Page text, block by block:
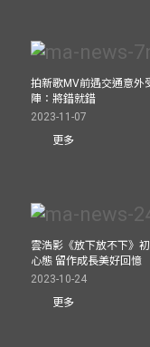
拍新歌MV前遇交通意外
陣：將錯就錯
2023-11-07
更多
雲浩影《放下放不下》
心態 留作成長美好回憶
2023-10-24
更多